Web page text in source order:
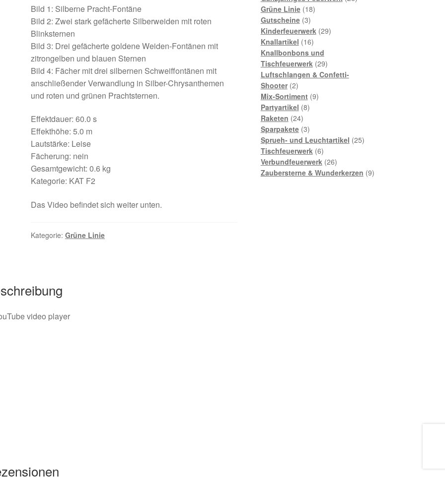
Bild 1: Silberne Pracht-Fontäne
Bild 2: Zwei stark gefächerte Silberweiden mit roten
Blinksternen
Bild 3: Drei gefächerte goldene Weiden-Fontänen mit
zitrongelben und blauen Sternen
Bild 4: Fächer mit drei silbernen Schweiffontänen mit
anschließender Verwandlung in Silber-Chrysanthemen
und roten und grünen Prachtsternen.
Effektdauer: 60.0 s
Effekthöhe: 5.0 m
Lautstärke: Leise
Fächerung: nein
Gesamtgewicht: 0.6 kg
Kategorie: KAT F2
Das Video befindet sich weiter unten.
Kategorie:Grüne Linie
Grüne Linie 18
Gutscheine 3
Kinderfeuerwerk 29
Knallartikel 16
Knallbonbons und
Tischfeuerwerk 29
Luftschlangen & Confetti-
Shooter 2
Mix-Sortiment 9
Partyartikel 8
Raketen 24
Sparpakete 3
Sprueh- und Leuchtartikel 25
Tischfeuerwerk 6
Verbundfeuerwerk 26
Zaubersterne & Wunderkerzen 9